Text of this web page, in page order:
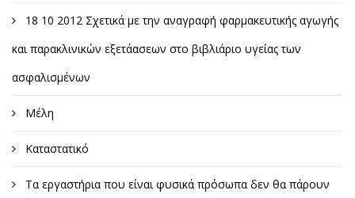
18 10 2012 Σχετικά με την αναγραφή φαρμακευτικής αγωγής
και παρακλινικών εξετάασεων στο βιβλιάριο υγείας των
ασφαλισμένων
Μέλη
Καταστατικό
Τα εργαστήρια που είναι φυσικά πρόσωπα δεν θα πάρουν